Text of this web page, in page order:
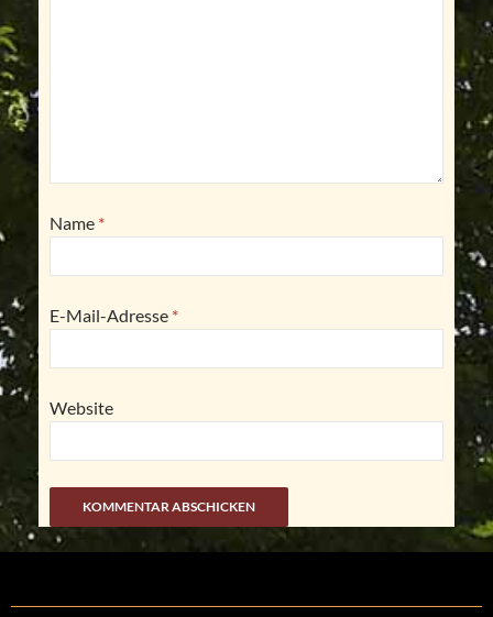
Name *
E-Mail-Adresse *
Website